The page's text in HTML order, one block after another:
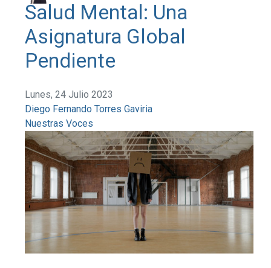
Salud Mental: Una
Asignatura Global
Pendiente
Lunes, 24 Julio 2023
Diego Fernando Torres Gaviria
Nuestras Voces